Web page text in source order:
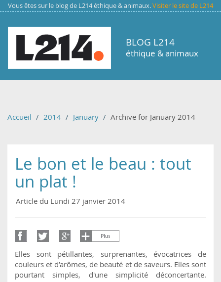
Aller au contenu principal
Vous êtes sur le blog de L214 éthique & animaux.Visiter le site de L214
BLOG L214
éthique & animaux
Accueil 2014 January Archive for January 2014
Le bon et le beau : tout
un plat !
Article du Lundi 27 janvier 2014
Elles sont pétillantes, surprenantes, évocatrices de
couleurs et d’arômes, de beauté et de saveurs. Elles sont
pourtant simples, d'une simplicité déconcertante.